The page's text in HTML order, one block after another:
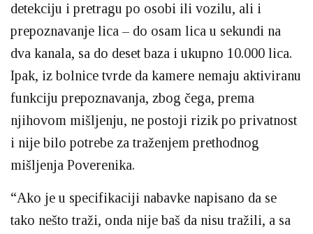
detekciju i pretragu po osobi ili vozilu, ali i
prepoznavanje lica – do osam lica u sekundi na
dva kanala, sa do deset baza i ukupno 10.000 lica.
Ipak, iz bolnice tvrde da kamere nemaju aktiviranu
funkciju prepoznavanja, zbog čega, prema
njihovom mišljenju, ne postoji rizik po privatnost
i nije bilo potrebe za traženjem prethodnog
mišljenja Poverenika.
“Ako je u specifikaciji nabavke napisano da se
tako nešto traži, onda nije baš da nisu tražili, a sa